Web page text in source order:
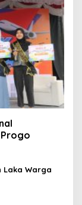
Laka Warga